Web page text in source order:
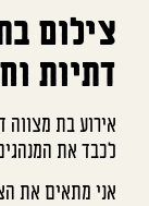
צילום
דתיות
אירוע בת
לכבד את
אני מתאים את